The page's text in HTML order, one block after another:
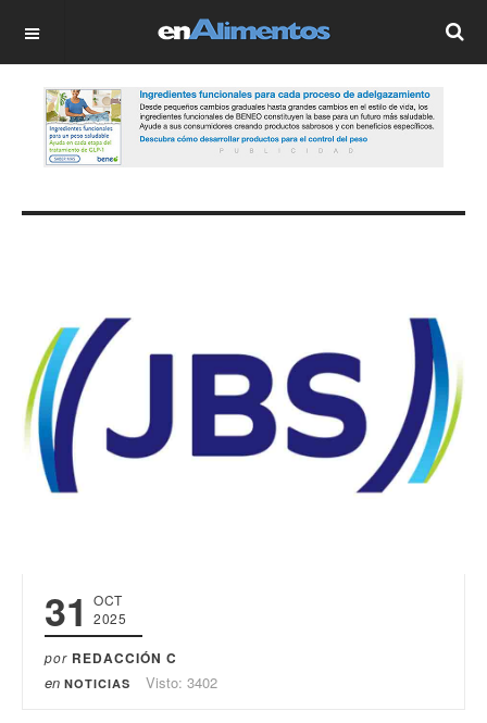
OFF CANVAS
31
OCT
2025
por REDACCIÓN C
en NOTICIAS Visto: 3402